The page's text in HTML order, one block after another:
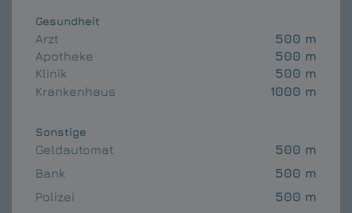
Gesundheit
Arzt
500 m
Apotheke
500 m
Klinik
500 m
Krankenhaus
1000 m
Sonstige
Geldautomat
500 m
Bank
500 m
Polizei
500 m